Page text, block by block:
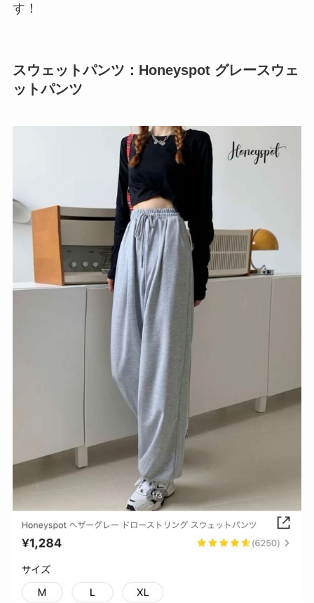
す！
スウェットパンツ：Honeyspot グレースウェ
ットパンツ